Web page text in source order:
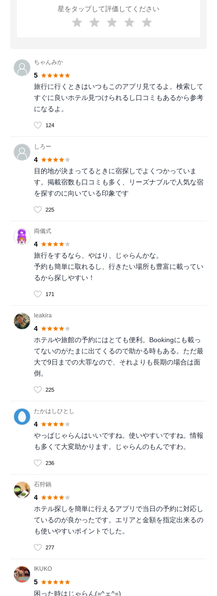
星をタップして評価してください
ちゃんみか
5
旅行に行くときはいつもこのアプリ見てるよ。検索して
すぐに良いホテル見つけられるし口コミもあるから参考
になるよ。
124
しろー
4
目的地が決まってるときに宿探しでよくつかっていま
す。掲載宿数も口コミも多く、リーズナブルで人気な宿
を探すのに向いている印象です
225
両儀式
4
旅行をするなら、やはり、じゃらんかな。
予約も簡単に取れるし、行きたい場所も豊富に載ってい
るから探しやすい！
171
leakira
4
ホテルや旅館の予約にはとても便利。Bookingにも載っ
てないのがたまに出てくるので助かる時もある。ただ最
大で9日までの大罪なので、それよりも長期の場合は面
倒。
225
たかはしひとし
4
やっぱじゃらんはいいですね。使いやすいですね。情報
も多くて大変助かります。じゃらんのもんですわ。
236
石狩鍋
4
ホテル探しを簡単に行えるアプリで当日の予約に対応し
ているのが良かったです。エリアと金額を指定出来るの
も使いやすいポイントでした。
277
IKUKO
5
困った時はじゃらん(=^ェ^=)